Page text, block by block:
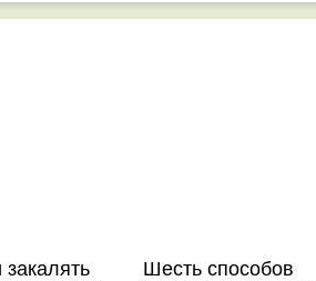
Шесть способов